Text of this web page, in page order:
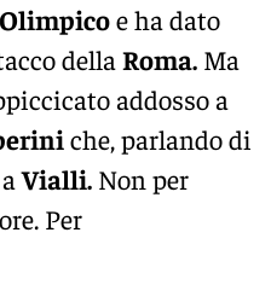
e ha dato
della Roma. Ma
addosso a
che, parlando di
aVialli. Non per
Per